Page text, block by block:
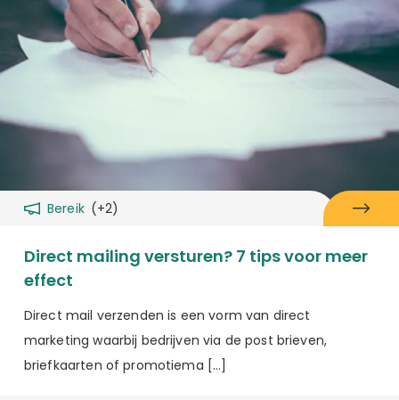
Bereik (+2)
Direct mailing versturen? 7 tips voor meer
effect
Direct mail verzenden is een vorm van direct
marketing waarbij bedrijven via de post brieven,
briefkaarten of promotiema […]